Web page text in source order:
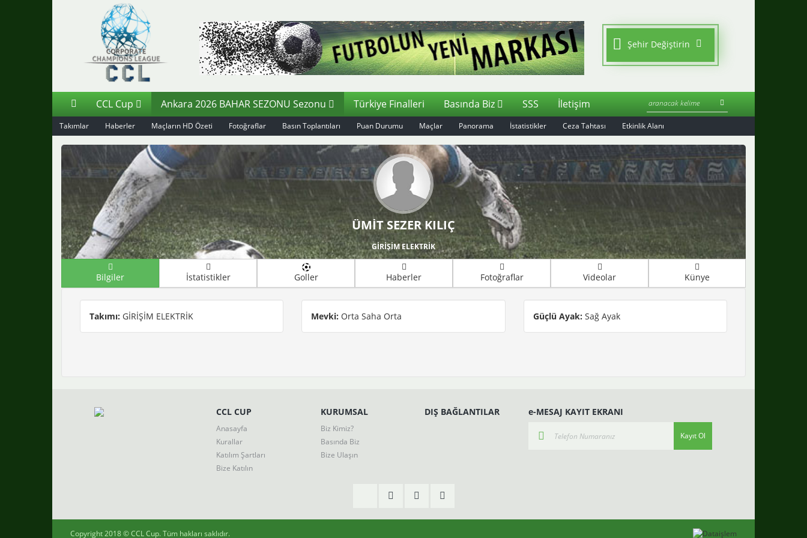
Şehir Değiştirin
CCL Cup Ankara 2026 BAHAR SEZONU Sezonu Türkiye Finalleri Basında Biz SSS İletişim
Takımlar Haberler Maçların HD Özeti Fotoğraflar Basın Toplantıları Puan Durumu Maçlar Panorama İstatistikler Ceza Tahtası Etkinlik Alanı
ÜMİT SEZER KILIÇ
GİRİŞİM ELEKTRİK
Bilgiler İstatistikler Goller Haberler Fotoğraflar Videolar Künye
Takımı: GİRİŞİM ELEKTRİK Mevki: Orta Saha Orta Güçlü Ayak: Sağ Ayak
CCL CUP
Anasayfa
Kurallar
Katılım Şartları
Bize Katılın
KURUMSAL
Biz Kimiz?
Basında Biz
Bize Ulaşın
DIŞ BAĞLANTILAR e-MESAJ KAYIT EKRANI
Kayıt Ol
Copyright 2018 ©CCL Cup. Tüm hakları saklıdır.